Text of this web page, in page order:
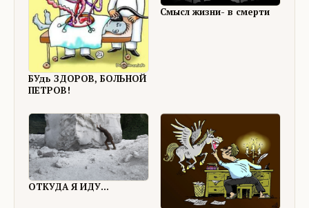
БУдь ЗДОРОВ, БОЛЬНОЙ
ПЕТРОВ!
Смысл жизни- в смерти
ОТКУДА Я ИДУ...